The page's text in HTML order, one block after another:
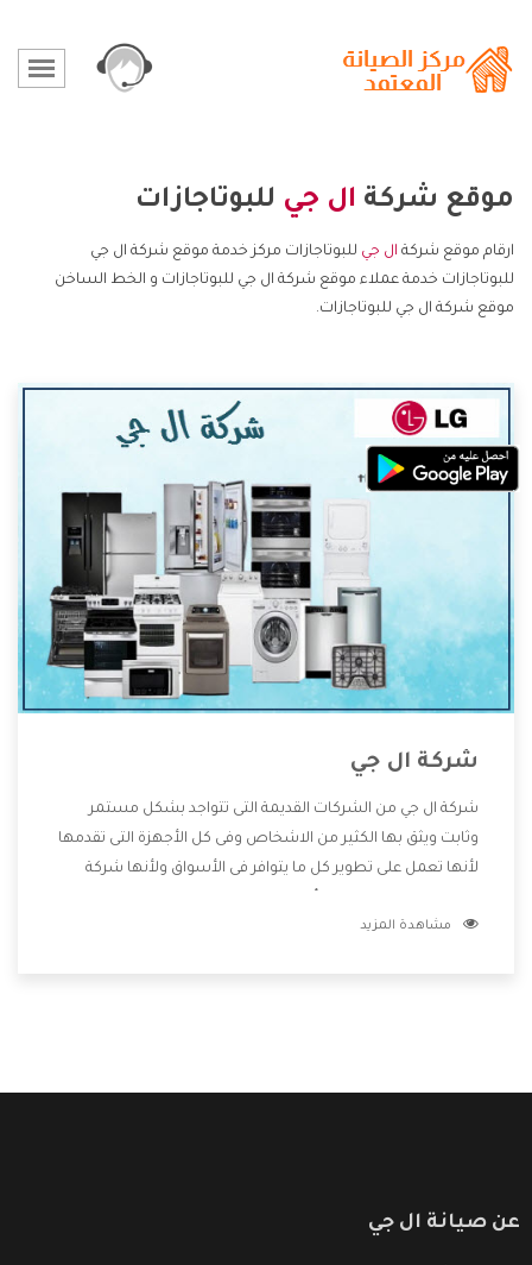
موقع شركة ال جي للبوتاجازات
ارقام موقع شركة ال جي للبوتاجازات مركز خدمة موقع شركة ال جي
للبوتاجازات خدمة عملاء موقع شركة ال جي للبوتاجازات و الخط الساخن
موقع شركة ال جي للبوتاجازات.
شركة ال جي
شركة ال جي من الشركات القديمة التى تتواجد بشكل مستمر
وثابت ويثق بها الكثير من الاشخاص وفى كل الأجهزة التى تقدمها
لأنها تعمل على تطوير كل ما يتوافر فى الأسواق ولأنها شركة
وتقدم للعملاء أقوى العروض والخصومات التى تسهل على
مشاهدة المزيد
عن صيانة ال جي